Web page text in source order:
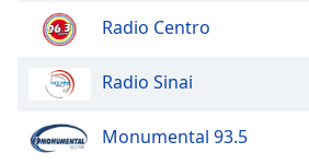
Radio Centro
Radio Sinai
Monumental 93.5